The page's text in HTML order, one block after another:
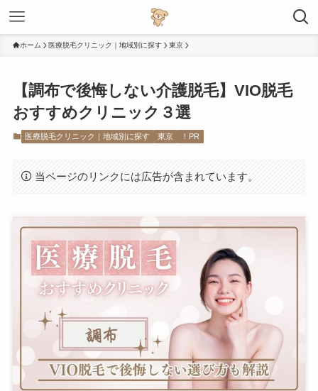
ホーム 医療脱毛クリニック｜地域別に探す 東京
【調布で後悔しない介護脱毛】VIO脱毛
おすすめクリニック３選
医療脱毛クリニック｜地域別に探す 東京 ！PR
当ページのリンクには広告が含まれています。